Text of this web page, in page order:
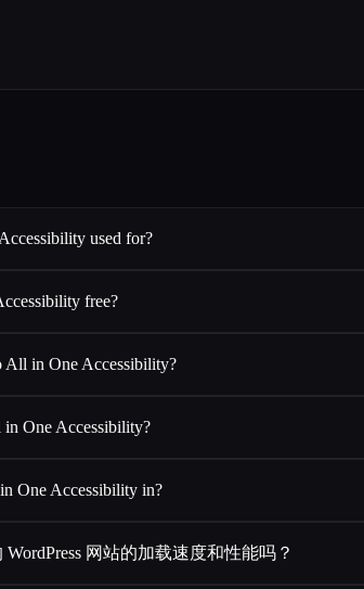
used for?
free?
All in One Accessibility?
One Accessibility?
One Accessibility in?
网站的加载速度和性能吗？